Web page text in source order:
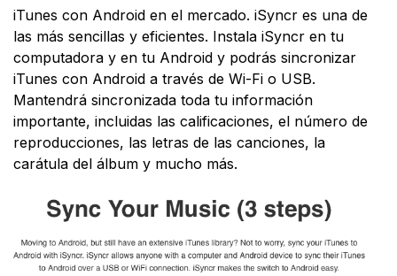
iTunes con Android en el mercado. iSyncr es una de
las más sencillas y eficientes. Instala iSyncr en tu
computadora y en tu Android y podrás sincronizar
iTunes con Android a través de Wi-Fi o USB.
Mantendrá sincronizada toda tu información
importante, incluidas las calificaciones, el número de
reproducciones, las letras de las canciones, la
carátula del álbum y mucho más.